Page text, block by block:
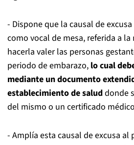
- Dispone que la causal de
como vocal de mesa, referida a
hacerla valer las personas
periodo de embarazo, lo cual
mediante un documento
establecimiento de saluddonde
del mismo o un certificado
- Amplía esta causal de excusa al